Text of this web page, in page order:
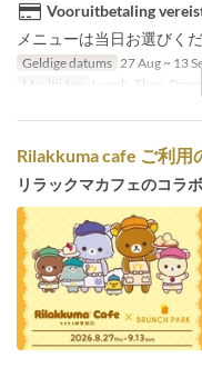
Vooruitbetaling
メニューは当日お選びくだ
Geldige datums 27 Aug ~ 13
Maaltijden
Lunch, Thee, Diner
Rilakkuma cafe ご利用
リラックマカフェのコラ